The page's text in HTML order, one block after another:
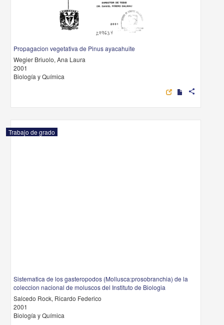
Propagacion vegetativa de Pinus ayacahuite
Wegier Briuolo, Ana Laura
2001
Biología y Química
share
Trabajo de grado
Sistematica de los gasteropodos (Mollusca:prosobranchia) de la
coleccion nacional de moluscos del Instituto de Biologia
Salcedo Rock, Ricardo Federico
2001
Biología y Química